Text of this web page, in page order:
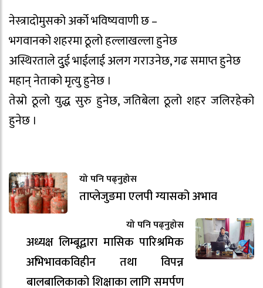
नेस्त्रादोमुसको अर्को भविष्यवाणी छ –
भगवानको शहरमा ठूलो हल्लाखल्ला हुनेछ
अस्थिरताले दुुई भाईलाई अलग गराउनेछ, गढ समाप्त हुनेछ
महान् नेताको मृत्यु हुनेछ ।
तेस्रो ठूलो युद्ध सुरु हुनेछ, जतिबेला ठूलो शहर जलिरहेको
हुनेछ ।
यो पनि पढ्नुहोस
ताप्लेजुङमा एलपी ग्यासको अभाव
यो पनि पढ्नुहोस
अध्यक्ष लिम्बूद्वारा मासिक पारिश्रमिक
अभिभावकविहीन तथा विपन्न
बालबालिकाको शिक्षाका लागि समर्पण